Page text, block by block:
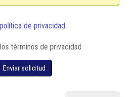
de privacidad
términos de privacidad
Enviar solicitud